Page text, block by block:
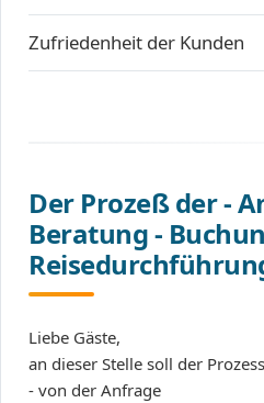
Zufriedenheit der Kunden
Der Prozeß der -
Beratung -
Liebe Gäste,
an dieser Stelle soll der Prozess
- von der Anfrage